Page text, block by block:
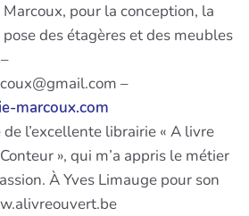
pour la conception, la
des étagères et des meubles
–
marcoux.com
l’excellente librairie « A livre
», qui m’a appris le métier
À Yves Limauge pour son